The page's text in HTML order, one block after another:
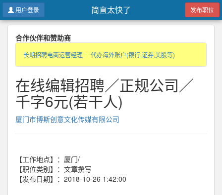
简直太快了
用户登录 发布职位
合作伙伴和赞助商
长期招聘电商运营经理 代办海外账户(银行,证券,美股等)
在线编辑招聘／正规公司／
千字6元(若干人)
厦门市博斯创意文化传媒有限公司
【工作地点】：厦门/
【职位类别】：文章撰写
【发布日期】：2018-10-26 1:42:00